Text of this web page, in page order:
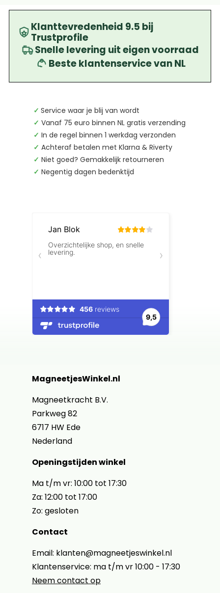
Klanttevredenheid 9.5 bij
Trustprofile
Snelle levering uit eigen voorraad
Beste klantenservice van NL
✓ Service waar je blij van wordt
✓ Vanaf 75 euro binnen NL gratis verzending
✓ In de regel binnen 1 werkdag verzonden
✓ Achteraf betalen met Klarna & Riverty
✓ Niet goed? Gemakkelijk retourneren
✓ Negentig dagen bedenktijd
MagneetjesWinkel.nl
Magneetkracht B.V.
Parkweg 82
6717 HW Ede
Nederland
Openingstijden winkel
Ma t/m vr: 10:00 tot 17:30
Za: 12:00 tot 17:00
Zo: gesloten
Contact
Email: klanten@magneetjeswinkel.nl
Klantenservice: ma t/m vr 10:00 - 17:30
Neem contact op